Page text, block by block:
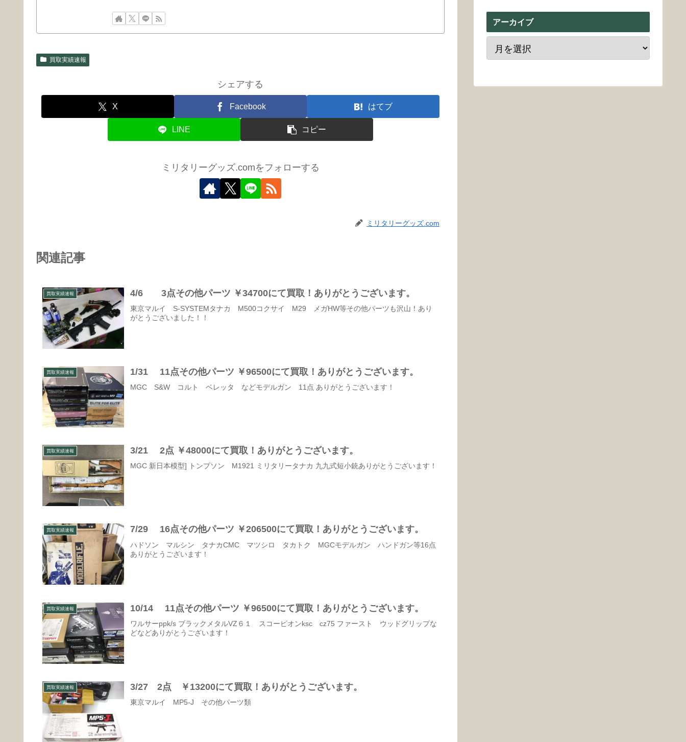
買取実績速報
シェアする
X Facebook はてブ
LINE コピー
ミリタリーグッズ.comをフォローする
ミリタリーグッズ.com
関連記事
買取実績速報 4/6 3点その他パーツ ￥34700にて買取！ありがとうございます。
東京マルイ S-SYSTEMタナカ M500コクサイ M29 メガHW等その他パーツも沢山！あり
がとうございました！！
買取実績速報 1/31 11点その他パーツ ￥96500にて買取！ありがとうございます。
MGC S&W コルト ベレッタ などモデルガン 11点 ありがとうございます！
買取実績速報 3/21 2点 ￥48000にて買取！ありがとうございます。
MGC 新日本模型] トンプソン M1921 ミリタリータナカ 九九式短小銃ありがとうございます！
買取実績速報 7/29 16点その他パーツ ￥206500にて買取！ありがとうございます。
ハドソン マルシン タナカCMC マツシロ タカトク MGCモデルガン ハンドガン等16点
ありがとうございます！
買取実績速報 10/14 11点その他パーツ ￥96500にて買取！ありがとうございます。
ワルサーppk/s ブラックメタルVZ６１ スコーピオンksc cz75 ファースト ウッドグリップな
どなどありがとうございます！
買取実績速報 3/27 2点 ￥13200にて買取！ありがとうございます。
東京マルイ MP5-J その他パーツ類
アーカイブ